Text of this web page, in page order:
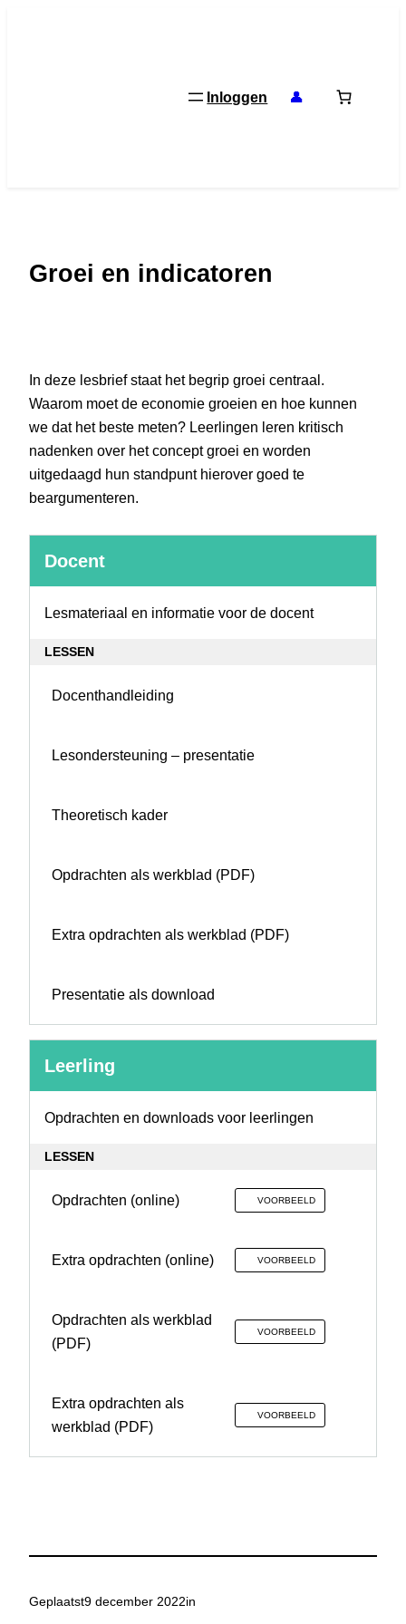
Inloggen 👤
Groei en indicatoren
In deze lesbrief staat het begrip groei centraal.
Waarom moet de economie groeien en hoe kunnen
we dat het beste meten? Leerlingen leren kritisch
nadenken over het concept groei en worden
uitgedaagd hun standpunt hierover goed te
beargumenteren.
Docent
Lesmateriaal en informatie voor de docent
LESSEN
Docenthandleiding
Lesondersteuning – presentatie
Theoretisch kader
Opdrachten als werkblad (PDF)
Extra opdrachten als werkblad (PDF)
Presentatie als download
Leerling
Opdrachten en downloads voor leerlingen
LESSEN
Opdrachten (online) VOORBEELD
Extra opdrachten (online) VOORBEELD
Opdrachten als werkblad
(PDF)
VOORBEELD
Extra opdrachten als
werkblad (PDF)
VOORBEELD
Geplaatst9 december 2022in